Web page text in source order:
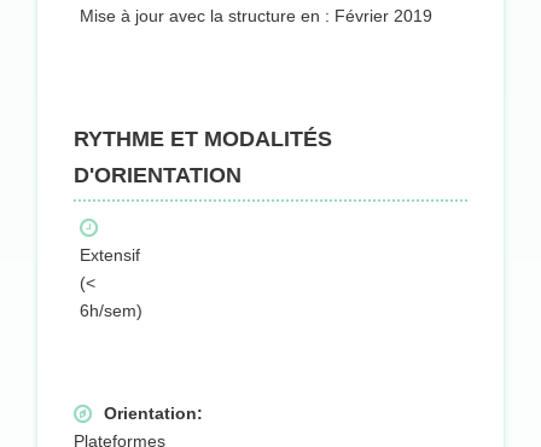
Mise à jour avec la structure en : Février 2019
RYTHME ET MODALITÉS
D'ORIENTATION
Extensif
(<
6h/sem)
Orientation:
Plateformes